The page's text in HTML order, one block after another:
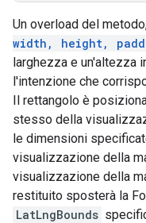
Un overload del
width, height,
larghezza e un'altezza
l'intenzione che
Il rettangolo è
stesso della
le dimensioni
visualizzazione della
visualizzazione della
restituito sposterà la
LatLngBounds